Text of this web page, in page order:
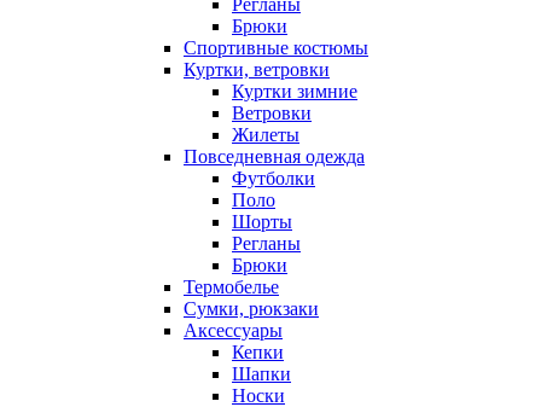
Брюки
Спортивные костюмы
Куртки, ветровки
Куртки зимние
Ветровки
Жилеты
Повседневная одежда
Футболки
Поло
Шорты
Регланы
Брюки
Термобелье
Сумки, рюкзаки
Аксессуары
Кепки
Шапки
Носки